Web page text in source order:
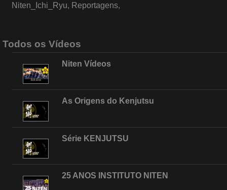
Niten_Ichi_Ryu, Reportagens,
Todos os Vídeos
Niten Vídeos
As Origens do Kenjutsu
Série KENJUTSU
25 ANOS INSTITUTO NITEN